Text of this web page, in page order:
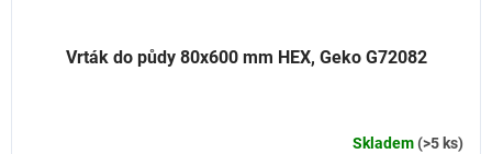
Vrták do půdy 80x600 mm HEX, Geko G72082
Skladem(>5 ks)